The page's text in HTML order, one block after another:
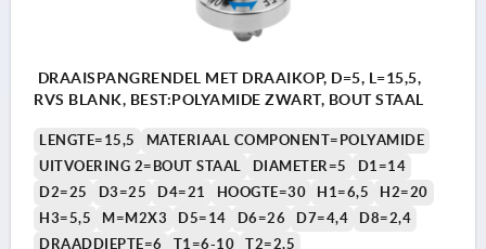
DRAAISPANGRENDEL MET DRAAIKOP, D=5, L=15,5,
RVS BLANK, BEST:POLYAMIDE ZWART, BOUT STAAL
LENGTE=15,5
MATERIAAL COMPONENT=POLYAMIDE
UITVOERING 2=BOUT STAAL
DIAMETER=5
D1=14
D2=25
D3=25 D4=21 HOOGTE=30 H1=6,5
H2=20
H3=5,5
M=M2X3 D5=14 D6=26 D7=4,4
D8=2,4
DRAADDIEPTE=6
T1=6-10 T2=2,5